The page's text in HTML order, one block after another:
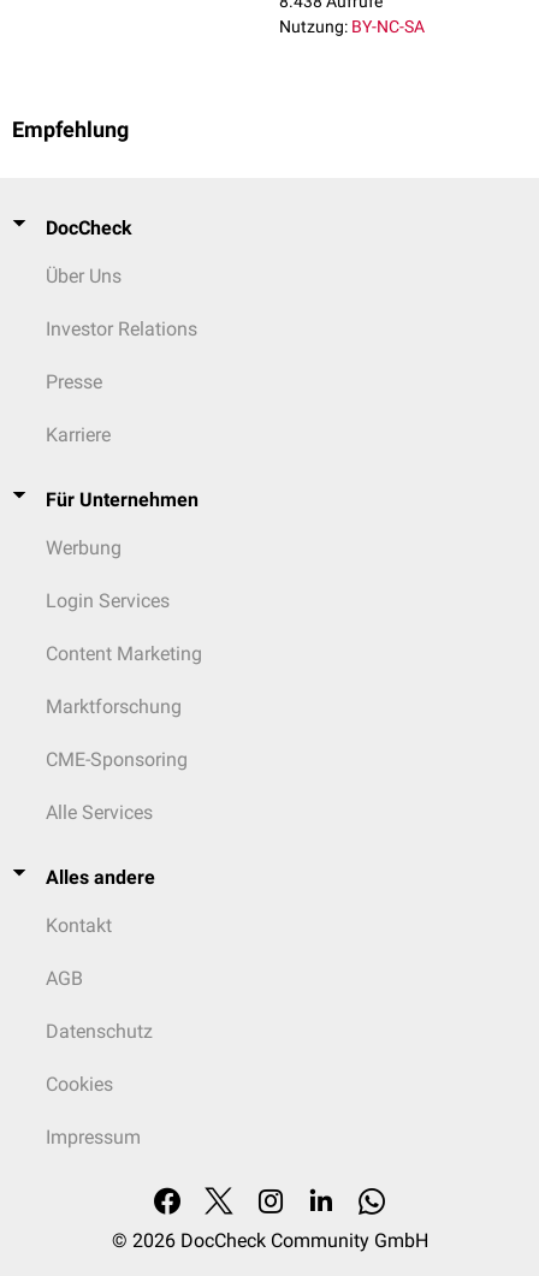
Nutzung: BY-NC-SA
Empfehlung
DocCheck
Über Uns
Investor Relations
Presse
Karriere
Für Unternehmen
Werbung
Login Services
Content Marketing
Marktforschung
CME-Sponsoring
Alle Services
Alles andere
Kontakt
AGB
Datenschutz
Cookies
Impressum
© 2026 DocCheck Community GmbH